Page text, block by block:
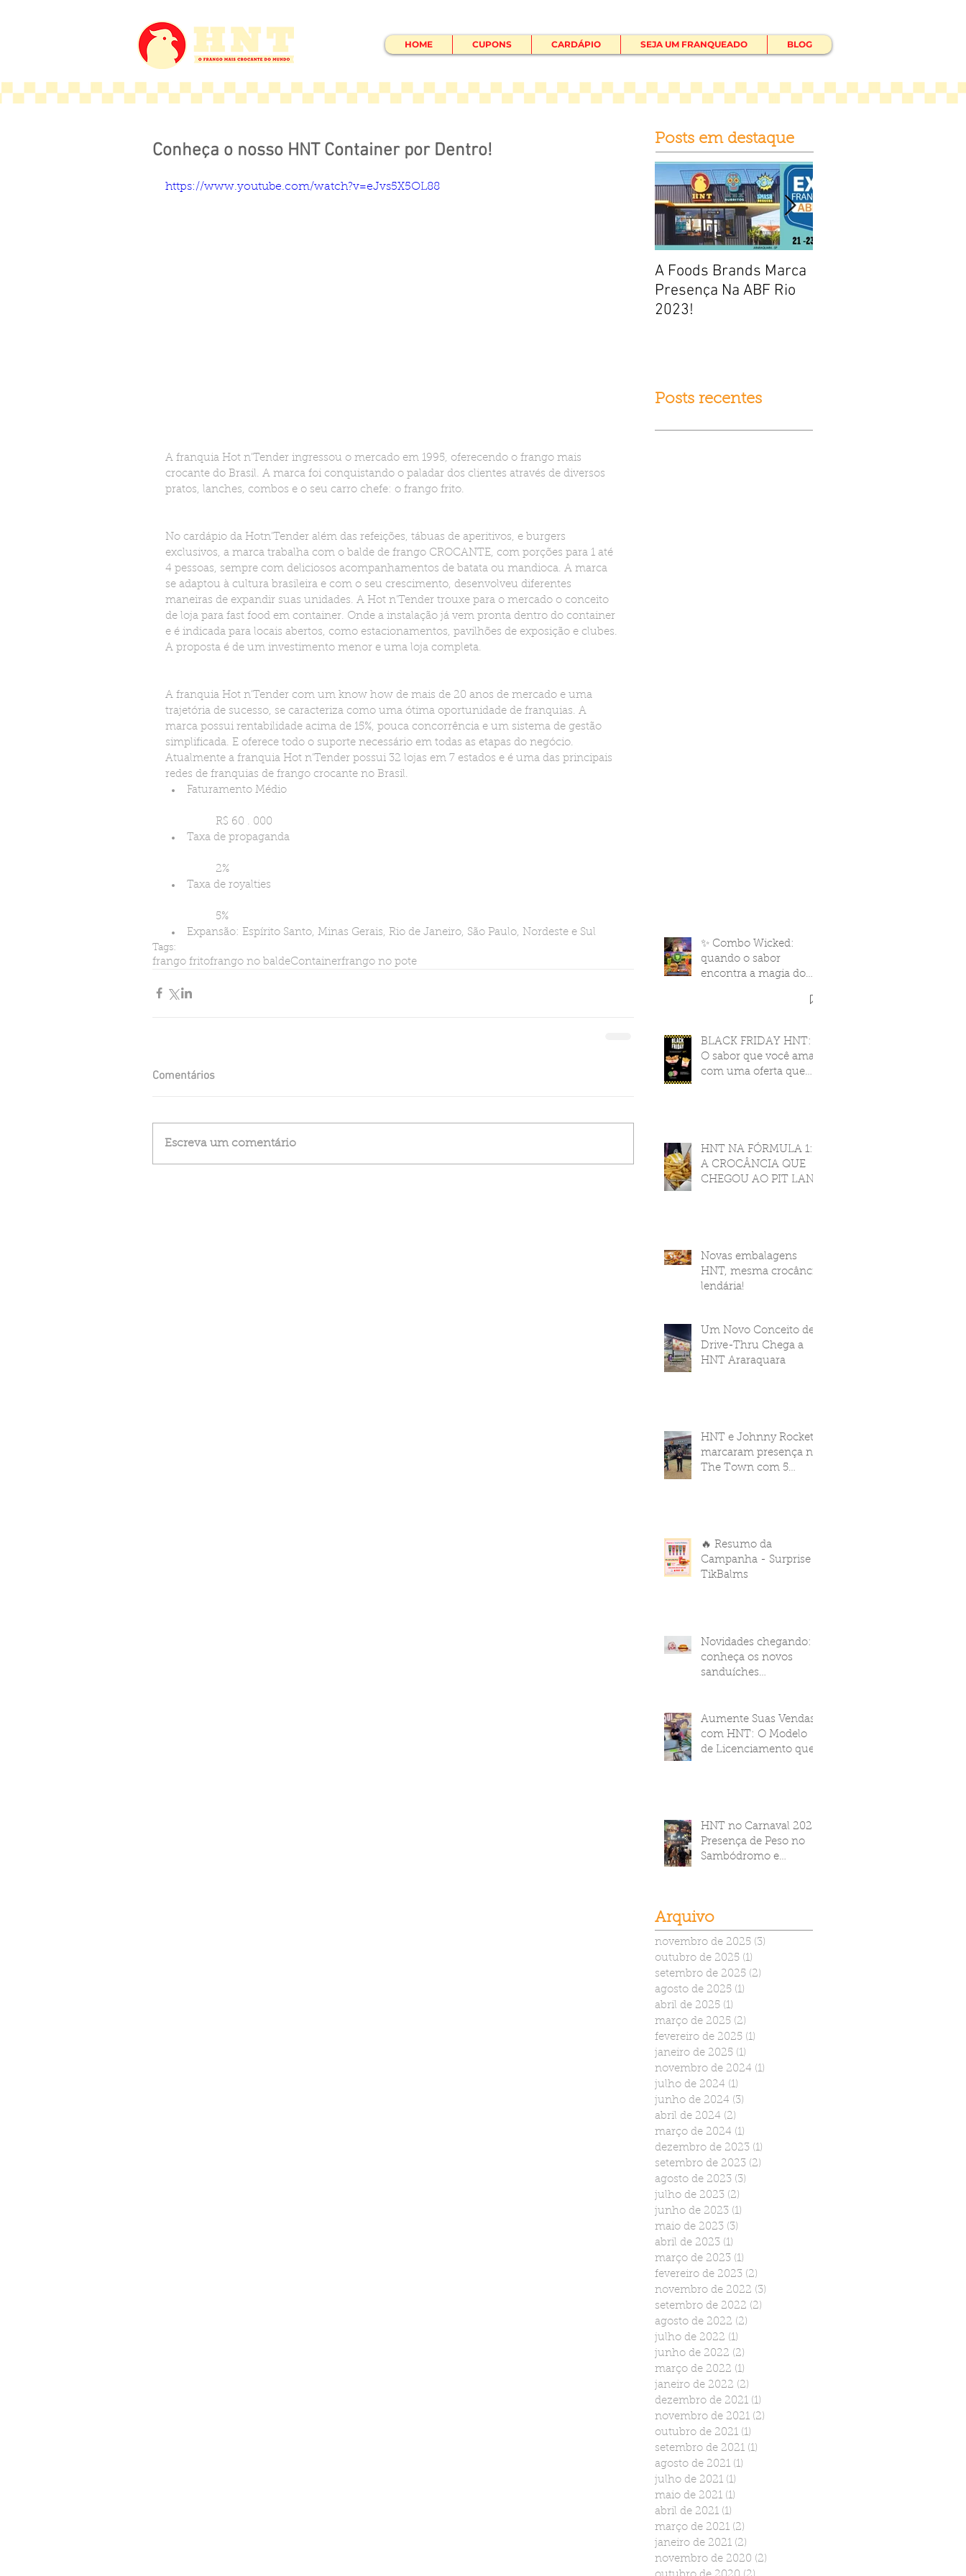
HOME CUPONS CARDÁPIO SEJA UM FRANQUEADO BLOG
Conheça o nosso HNT Container por Dentro!
https://www.youtube.com/watch?v=eJvs5X5OL88
A franquia Hot n’Tender ingressou o mercado em 1995, oferecendo o frango mais
crocante do Brasil. A marca foi conquistando o paladar dos clientes através de diversos
pratos, lanches, combos e o seu carro chefe: o frango frito.
No cardápio da Hotn’Tender além das refeições, tábuas de aperitivos, e burgers
exclusivos, a marca trabalha com o balde de frango CROCANTE, com porções para 1 até
4 pessoas, sempre com deliciosos acompanhamentos de batata ou mandioca. A marca
se adaptou à cultura brasileira e com o seu crescimento, desenvolveu diferentes
maneiras de expandir suas unidades. A Hot n’Tender trouxe para o mercado o conceito
de loja para fast food em container. Onde a instalação já vem pronta dentro do container
e é indicada para locais abertos, como estacionamentos, pavilhões de exposição e clubes.
A proposta é de um investimento menor e uma loja completa.
A franquia Hot n’Tender com um know how de mais de 20 anos de mercado e uma
trajetória de sucesso, se caracteriza como uma ótima oportunidade de franquias. A
marca possui rentabilidade acima de 15%, pouca concorrência e um sistema de gestão
simplificada. E oferece todo o suporte necessário em todas as etapas do negócio.
Atualmente a franquia Hot n’Tender possui 32 lojas em 7 estados e é uma das principais
redes de franquias de frango crocante no Brasil.
Faturamento Médio
	R$ 60 . 000
Taxa de propaganda
	2%
Taxa de royalties
	5%
Expansão: Espírito Santo, Minas Gerais, Rio de Janeiro, São Paulo, Nordeste e Sul
Tags:
frango fritofrango no baldeContainerfrango no pote
Comentários
Escreva um comentário
Posts em destaque
A Foods Brands Marca
Presença Na ABF Rio
2023!
Posts recentes
✨ Combo Wicked:
quando o sabor
encontra a magia do
BLACK FRIDAY HNT:
O sabor que você ama,
com uma oferta que
HNT NA FÓRMULA 1:
A CROCÂNCIA QUE
CHEGOU AO PIT LANE
Novas embalagens
HNT, mesma crocância
lendária!
Um Novo Conceito de
Drive-Thru Chega a
HNT Araraquara
HNT e Johnny Rockets
marcaram presença no
The Town com 5
🔥 Resumo da
Campanha - Surprise
TikBalms
Novidades chegando:
conheça os novos
sanduíches
Aumente Suas Vendas
com HNT: O Modelo
de Licenciamento que
HNT no Carnaval 2025:
Presença de Peso no
Sambódromo e
Arquivo
novembro de 2025 (3)
outubro de 2025 (1)
setembro de 2025 (2)
agosto de 2025 (1)
abril de 2025 (1)
março de 2025 (2)
fevereiro de 2025 (1)
janeiro de 2025 (1)
novembro de 2024 (1)
julho de 2024 (1)
junho de 2024 (3)
abril de 2024 (2)
março de 2024 (1)
dezembro de 2023 (1)
setembro de 2023 (2)
agosto de 2023 (3)
julho de 2023 (2)
junho de 2023 (1)
maio de 2023 (3)
abril de 2023 (1)
março de 2023 (1)
fevereiro de 2023 (2)
novembro de 2022 (3)
setembro de 2022 (2)
agosto de 2022 (2)
julho de 2022 (1)
junho de 2022 (2)
março de 2022 (1)
janeiro de 2022 (2)
dezembro de 2021 (1)
novembro de 2021 (2)
outubro de 2021 (1)
setembro de 2021 (1)
agosto de 2021 (1)
julho de 2021 (1)
maio de 2021 (1)
abril de 2021 (1)
março de 2021 (2)
janeiro de 2021 (2)
novembro de 2020 (2)